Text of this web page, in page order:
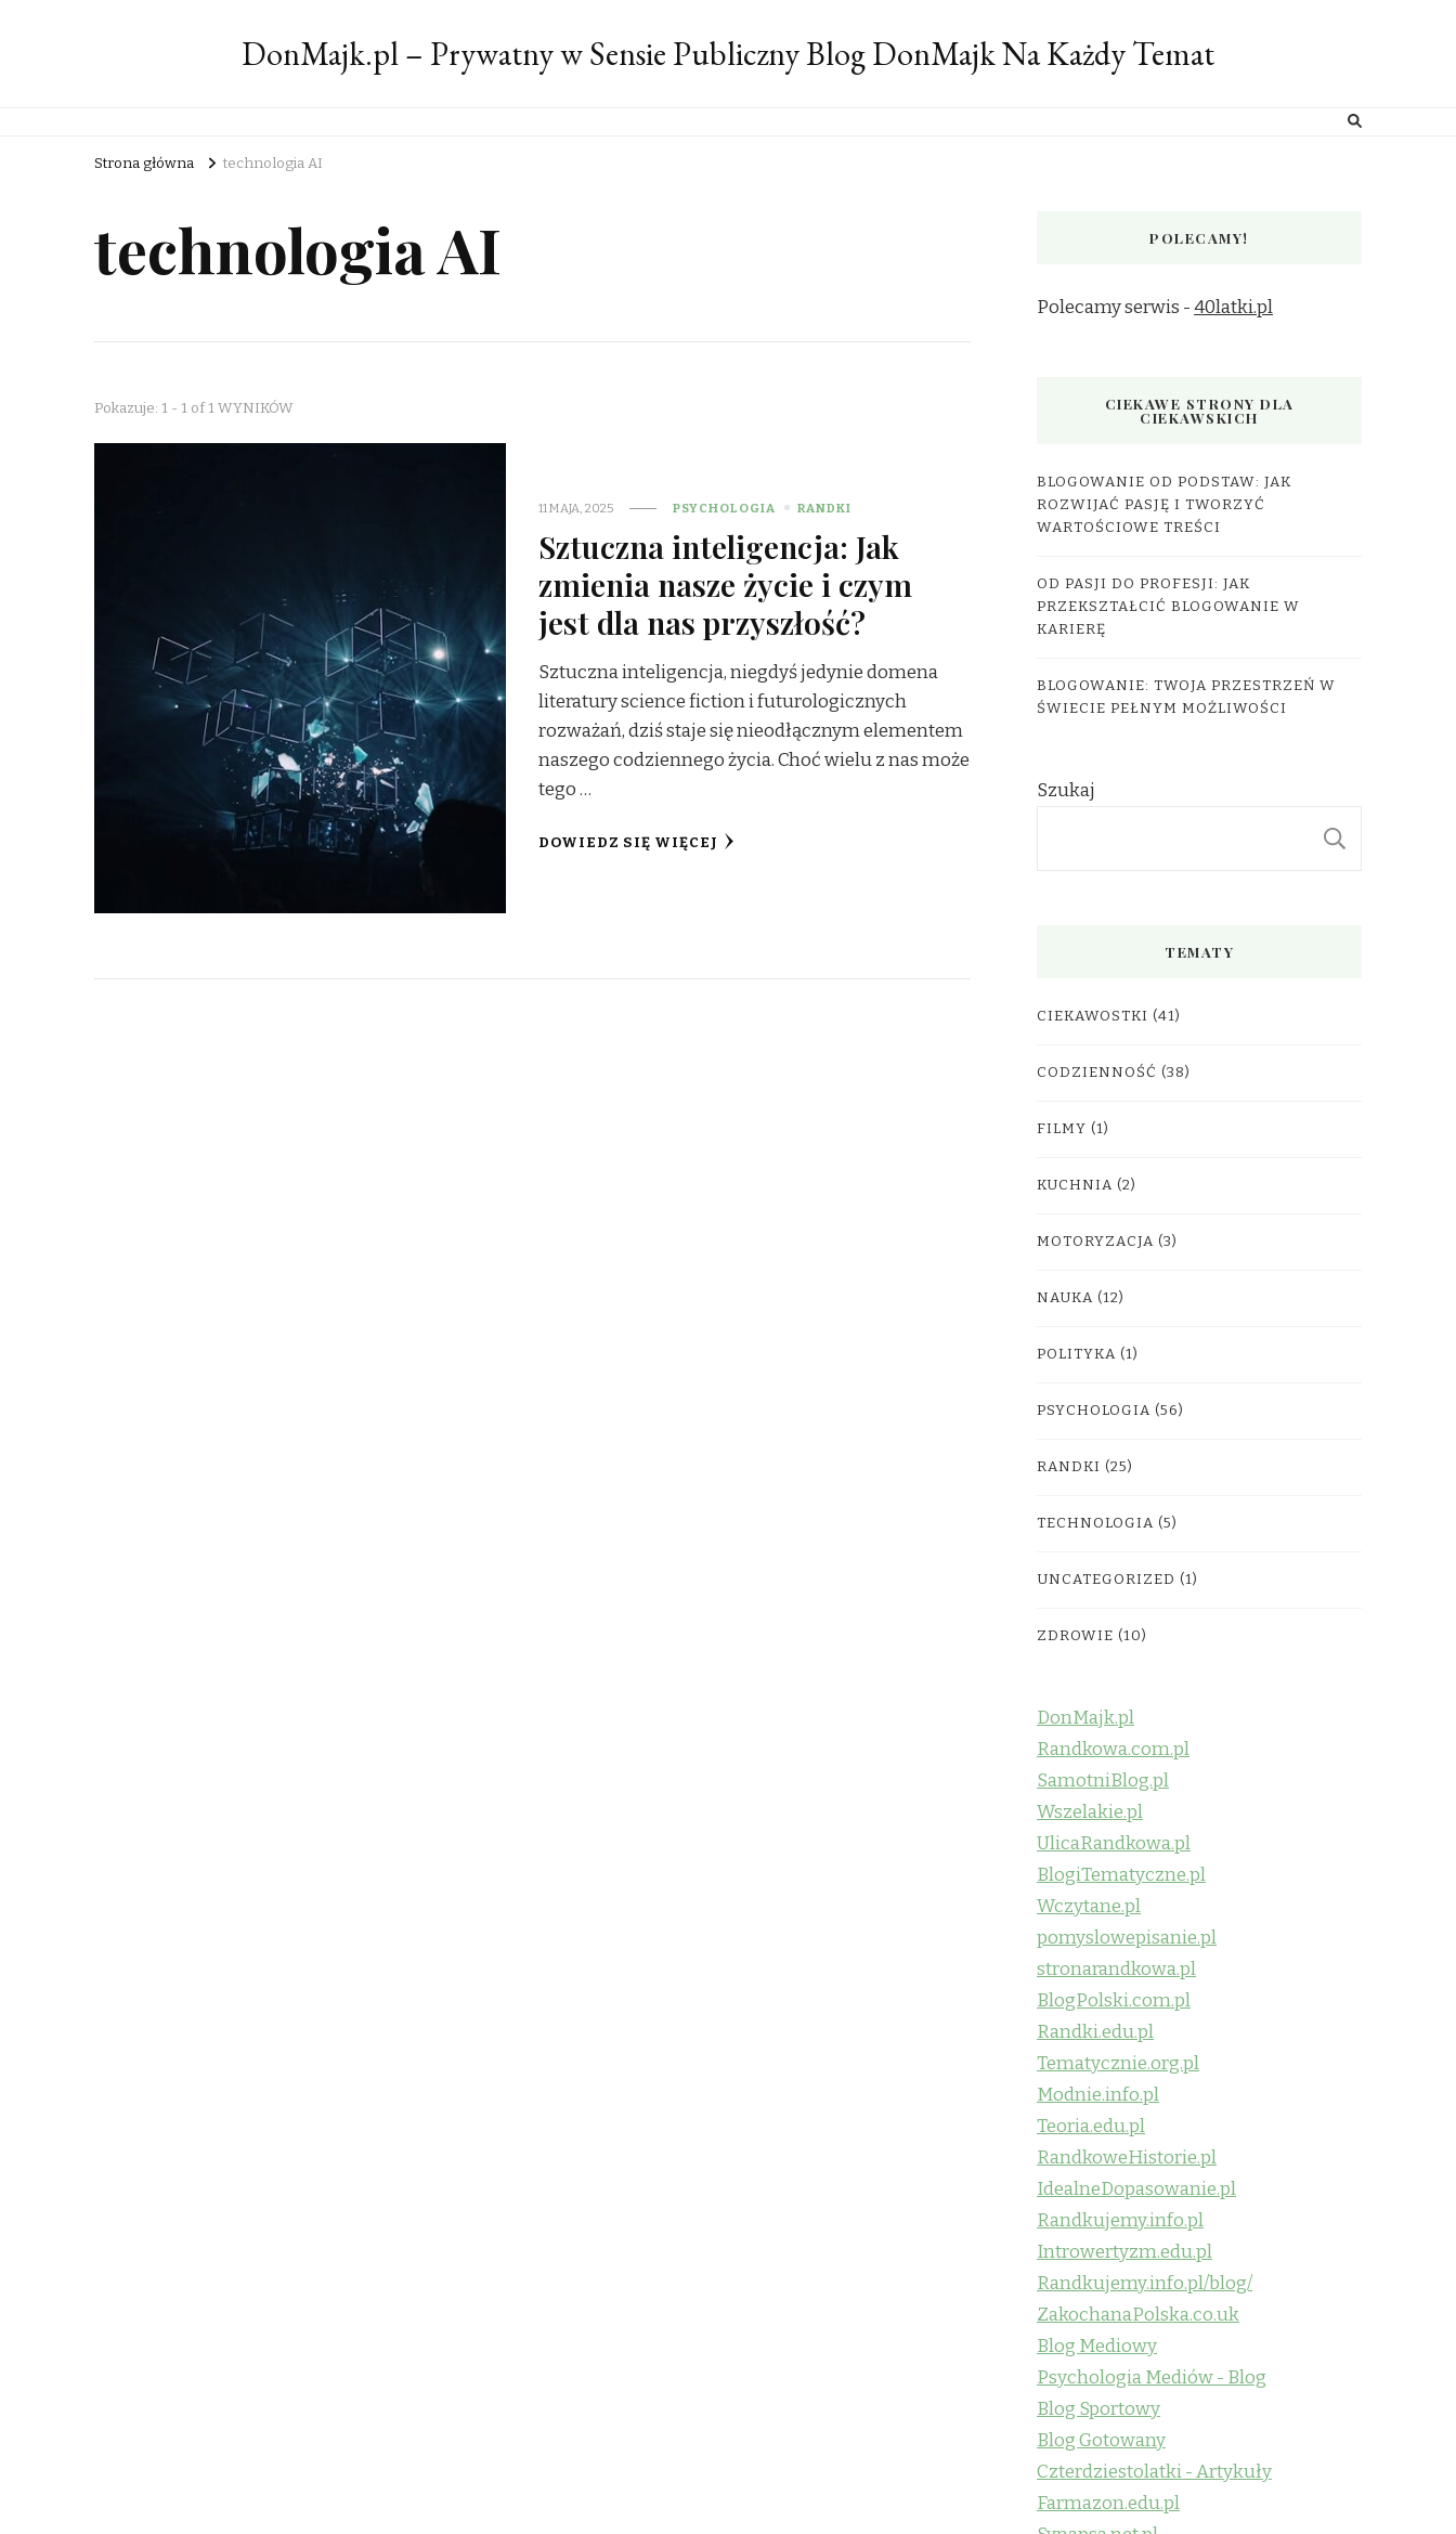
DonMajk.pl – Prywatny w Sensie Publiczny Blog DonMajk Na Każdy Temat
Strona główna technologia AI
technologia AI
Pokazuje: 1 - 1 of 1 WYNIKÓW
11 MAJA, 2025 PSYCHOLOGIA RANDKI
Sztuczna inteligencja: Jak
zmienia nasze życie i czym
jest dla nas przyszłość?
Sztuczna inteligencja, niegdyś jedynie domena
literatury science fiction i futurologicznych
rozważań, dziś staje się nieodłącznym elementem
naszego codziennego życia. Choć wielu z nas może
tego …
DOWIEDZ SIĘ WIĘCEJ
POLECAMY!
Polecamy serwis -40latki.pl
CIEKAWE STRONY DLA
CIEKAWSKICH
BLOGOWANIE OD PODSTAW: JAK
ROZWIJAĆ PASJĘ I TWORZYĆ
WARTOŚCIOWE TREŚCI
OD PASJI DO PROFESJI: JAK
PRZEKSZTAŁCIĆ BLOGOWANIE W
KARIERĘ
BLOGOWANIE: TWOJA PRZESTRZEŃ W
ŚWIECIE PEŁNYM MOŻLIWOŚCI
Szukaj
TEMATY
CIEKAWOSTKI (41)
CODZIENNOŚĆ (38)
FILMY (1)
KUCHNIA (2)
MOTORYZACJA (3)
NAUKA (12)
POLITYKA (1)
PSYCHOLOGIA (56)
RANDKI (25)
TECHNOLOGIA (5)
UNCATEGORIZED (1)
ZDROWIE (10)
DonMajk.pl
Randkowa.com.pl
SamotniBlog.pl
Wszelakie.pl
UlicaRandkowa.pl
BlogiTematyczne.pl
Wczytane.pl
pomyslowepisanie.pl
stronarandkowa.pl
BlogPolski.com.pl
Randki.edu.pl
Tematycznie.org.pl
Modnie.info.pl
Teoria.edu.pl
RandkoweHistorie.pl
IdealneDopasowanie.pl
Randkujemy.info.pl
Introwertyzm.edu.pl
Randkujemy.info.pl/blog/
ZakochanaPolska.co.uk
Blog Mediowy
Psychologia Mediów - Blog
Blog Sportowy
Blog Gotowany
Czterdziestolatki - Artykuły
Farmazon.edu.pl